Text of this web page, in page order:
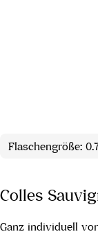
Flaschengröße:
Colles
Ganz individuell